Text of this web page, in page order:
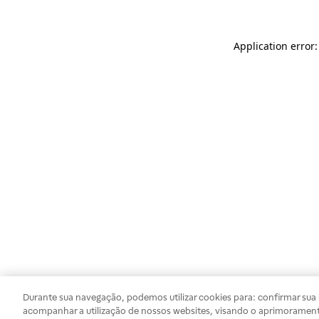
Application
Durante sua navegação, podemos utilizar cookies para: confirmar
acompanhar a utilização de nossos websites, visando o